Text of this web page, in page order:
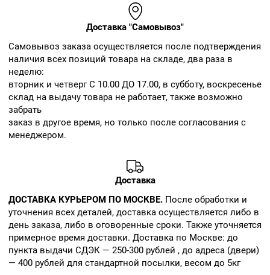
Доставка "Самовывоз"
Cамовывоз заказа осуществляется после подтверждения
наличия всех позиций товара на складе, два раза в
неделю:
вторник и четверг С 10.00 ДО 17.00, в субботу, воскресенье
склад на выдачу товара не работает, также возможно
забрать
заказ в другое время, но только после согласования с
менеджером.
Доставка
ДОСТАВКА КУРЬЕРОМ ПО МОСКВЕ. После обработки и
уточнения всех деталей, доставка осуществляется либо в
день заказа, либо в оговоренные сроки. Также уточняется
примерное время доставки. Доставка по Москве: до
пункта выдачи СДЭК — 250-300 рублей , до адреса (двери)
— 400 рублей для стандартной посылки, весом до 5кг